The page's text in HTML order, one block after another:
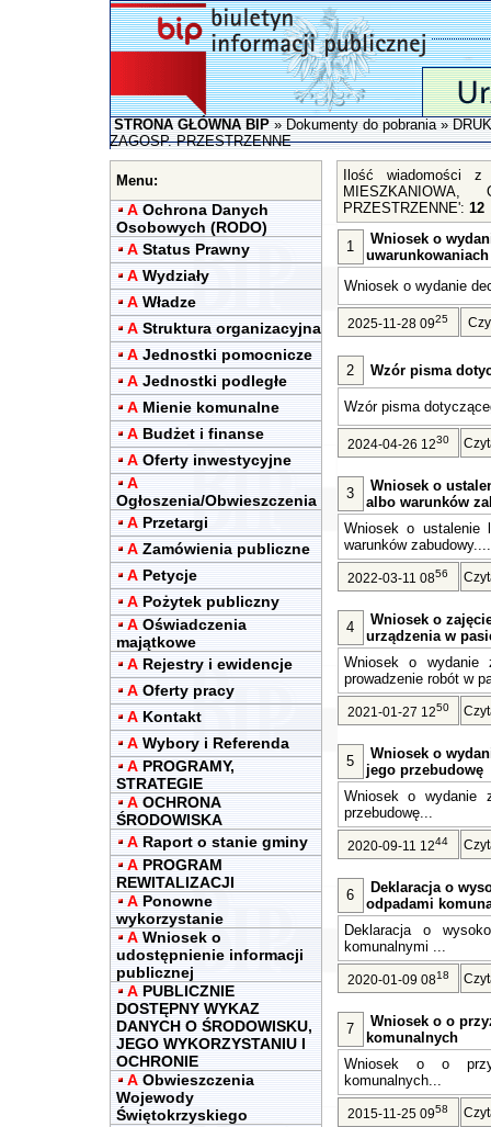
STRONA GŁÓWNA BIP»Dokumenty do pobrania»
ZAGOSP. PRZESTRZENNE
Menu:
A Ochrona Danych
Osobowych (RODO)
A Status Prawny
A Wydziały
A Władze
A Struktura organizacyjna
A Jednostki pomocnicze
A Jednostki podległe
A Mienie komunalne
A Budżet i finanse
A Oferty inwestycyjne
A
Ogłoszenia/Obwieszczenia
A Przetargi
A Zamówienia publiczne
A Petycje
A Pożytek publiczny
A Oświadczenia
majątkowe
A Rejestry i ewidencje
A Oferty pracy
A Kontakt
A Wybory i Referenda
A PROGRAMY,
STRATEGIE
A OCHRONA
ŚRODOWISKA
A Raport o stanie gminy
A PROGRAM
REWITALIZACJI
A Ponowne
wykorzystanie
A Wniosek o
udostępnienie informacji
publicznej
A PUBLICZNIE
DOSTĘPNY WYKAZ
DANYCH O ŚRODOWISKU,
JEGO WYKORZYSTANIU I
OCHRONIE
A Obwieszczenia
Wojewody
Świętokrzyskiego
Ilość wiadomości
MIESZKANIOWA,
PRZESTRZENNE': 12
1
Wniosek o
uwarunkowaniach
Wniosek o wydanie
2025-11-28 0925
2 Wzór pisma
Wzór pisma
2024-04-26 1230
3
Wniosek o
albo warunków
Wniosek o ustalenie
warunków zabudowy....
2022-03-11 0856
4
Wniosek o
urządzenia w
Wniosek o wydanie
prowadzenie robót w
2021-01-27 1250
5
Wniosek o
jego przebudowę
Wniosek o wydanie
przebudowę...
2020-09-11 1244
6
Deklaracja o
odpadami
Deklaracja o
komunalnymi ...
2020-01-09 0818
7
Wniosek o o
komunalnych
Wniosek o o
komunalnych...
2015-11-25 0958